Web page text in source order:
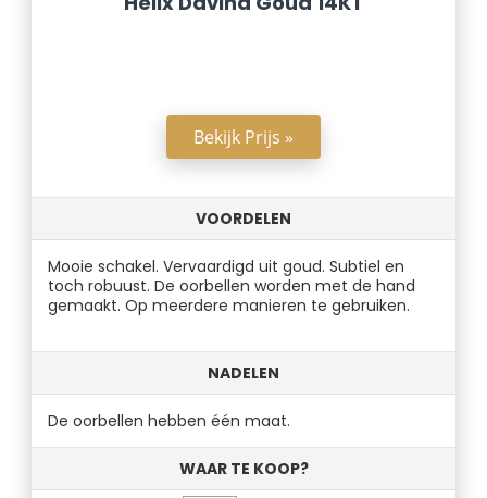
Bekijk Prijs »
VOORDELEN
Mooie schakel. Vervaardigd uit goud. Subtiel en
toch robuust. De oorbellen worden met de hand
gemaakt. Op meerdere manieren te gebruiken.
NADELEN
De oorbellen hebben één maat.
WAAR TE KOOP?